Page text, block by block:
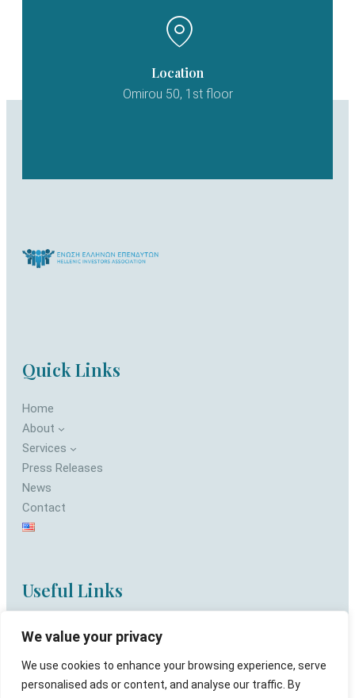
We value your privacy
We use cookies to enhance your browsing experience, serve
personalised ads or content, and analyse our traffic. By
Location
Omirou 50, 1st floor
Quick Links
Home
About
Services
Press Releases
News
Contact
Useful Links
Privacy Policy
Terms of use